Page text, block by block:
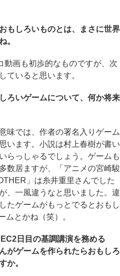
もしろいものとは、まさに世界
。
画も初歩的なものですが、次
ていると思います。
ろいゲームについて、何か将来
味では、作者の署名入りゲーム
います。小説は村上春樹が書い
らっしゃるでしょう。ゲームも
数居ますが、「アニメの宮崎駿
」は糸井重里さんでした
、一風違うなと思いました。違
たゲームがもっとでるとおもし
ムとかね（笑）。
日目の基調講演を務める
がゲームを作られたらおもしろ
か。